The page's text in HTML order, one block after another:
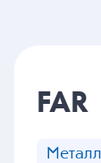
FAR